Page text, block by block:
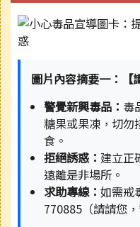
圖片內容摘要一：【
警覺新興毒品： 毒
糖果或果凍，切勿
食。
拒絕誘惑： 建立正
遠離是非場所。
求助專線：如需戒
770885（請請您